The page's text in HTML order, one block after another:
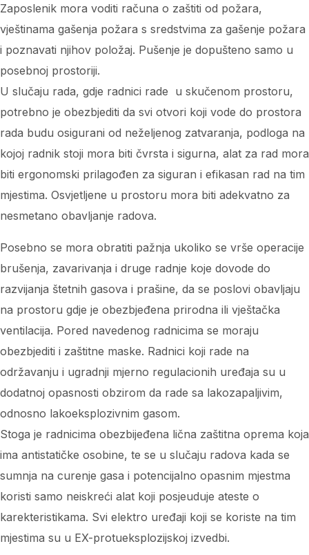
Zaposlenik mora voditi računa o zaštiti od požara,
vještinama gašenja požara s sredstvima za gašenje požara
i poznavati njihov položaj. Pušenje je dopušteno samo u
posebnoj prostoriji.
U slučaju rada, gdje radnici rade u skučenom prostoru,
potrebno je obezbjediti da svi otvori koji vode do prostora
rada budu osigurani od neželjenog zatvaranja, podloga na
kojoj radnik stoji mora biti čvrsta i sigurna, alat za rad mora
biti ergonomski prilagođen za siguran i efikasan rad na tim
mjestima. Osvjetljene u prostoru mora biti adekvatno za
nesmetano obavljanje radova.
Posebno se mora obratiti pažnja ukoliko se vrše operacije
brušenja, zavarivanja i druge radnje koje dovode do
razvijanja štetnih gasova i prašine, da se poslovi obavljaju
na prostoru gdje je obezbjeđena prirodna ili vještačka
ventilacija. Pored navedenog radnicima se moraju
obezbjediti i zaštitne maske. Radnici koji rade na
održavanju i ugradnji mjerno regulacionih uređaja su u
dodatnoj opasnosti obzirom da rade sa lakozapaljivim,
odnosno lakoeksplozivnim gasom.
Stoga je radnicima obezbijeđena lična zaštitna oprema koja
ima antistatičke osobine, te se u slučaju radova kada se
sumnja na curenje gasa i potencijalno opasnim mjestma
koristi samo neiskreći alat koji posjeuduje ateste o
karekteristikama. Svi elektro uređaji koji se koriste na tim
mjestima su u EX-protueksplozijskoj izvedbi.